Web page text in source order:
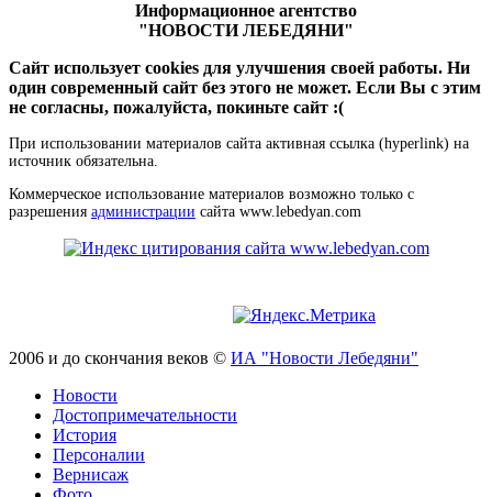
Информационное агентство
"НОВОСТИ ЛЕБЕДЯНИ"
Сайт использует cookies для улучшения своей работы. Ни
один современный сайт без этого не может. Если Вы с этим
не согласны, пожалуйста, покиньте сайт :(
При использовании материалов сайта активная ссылка (hyperlink) на
источник обязательна.
Коммерческое использование материалов возможно только с
разрешения администрации сайта www.lebedyan.com
2006 и до скончания веков © ИА "Новости Лебедяни"
Новости
Достопримечательности
История
Персоналии
Вернисаж